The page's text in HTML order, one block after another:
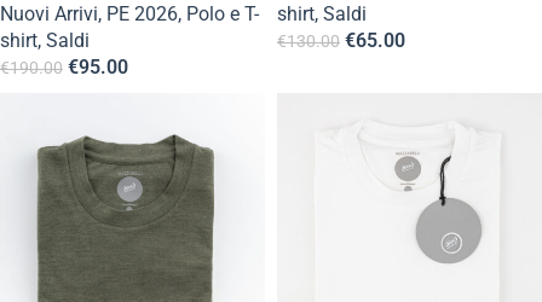
Nuovi Arrivi, PE 2026, Polo e T-
shirt, Saldi
€190.00 €95.00
shirt, Saldi
€130.00 €65.00